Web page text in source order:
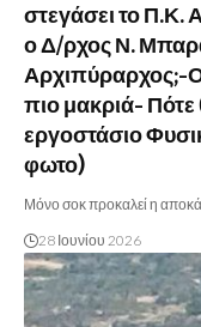
στεγάσει το Π.Κ.
ο Δ/ρχος Ν.
Αρχιπύραρχος;-
πιο μακριά-
εργοστάσιο
φωτο)
Μόνο σοκ προκαλεί η
28 Ιουνίου 2026